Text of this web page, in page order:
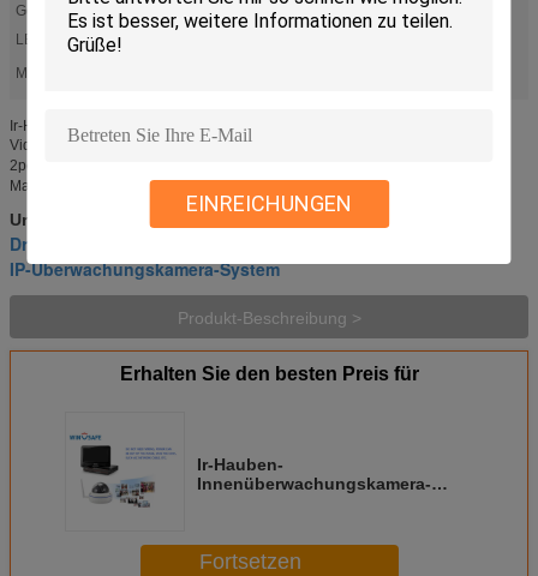
EINREICHUNGEN
Gewicht:
3.1KG
LED:
Markieren:
Ir-Hauben-Innenüberwachungskamera-System-im Freien drahtlose
Videoverarbeitung H.264 Verpackung Infomration ※ 4CH NVR mit Antenne
2pcs ※ 960P 1.3MP wifi IP-Kamera: 4PCS ※ Energie: 5PCS ※ CD: 1PCS ※
Maus: 1PCS ※ ...
Umbauten: wifi Überwachungskamerasystem
Drahtlose IP-Kamera-Ausrüstung
IP-Überwachungskamera-System
Produkt-Beschreibung >
Erhalten Sie den besten Preis für
Ir-Hauben-
Innenüberwachungskamera-
Fortsetzen